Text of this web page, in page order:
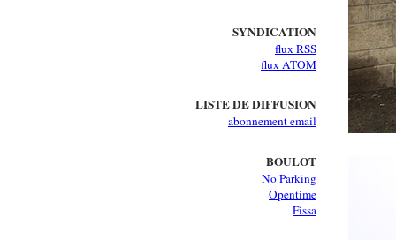
SYNDICATION
flux RSS
flux ATOM
LISTE DE DIFFUSION
abonnement email
BOULOT
No Parking
Opentime
Fissa